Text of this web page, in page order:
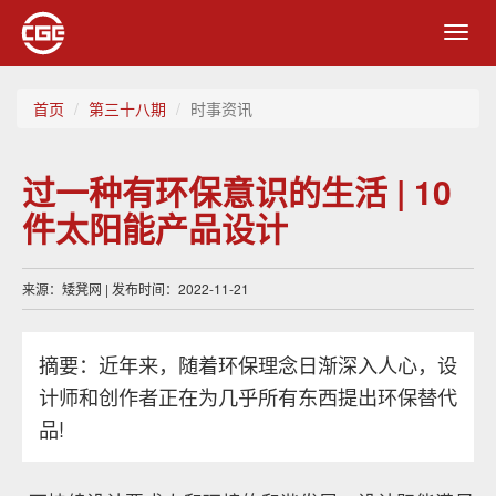
首页 第三十八期 时事资讯
过一种有环保意识的生活 | 10
件太阳能产品设计
来源：矮凳网 | 发布时间：2022-11-21
摘要：近年来，随着环保理念日渐深入人心，设
计师和创作者正在为几乎所有东西提出环保替代
品!